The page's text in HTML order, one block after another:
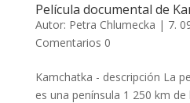
Película documental de
Autor: Petra Chlumecka | 7.
Comentarios 0
Kamchatka - descripción La
es una península 1 250 km